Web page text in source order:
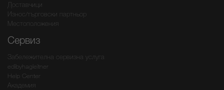
Доставчици
Износ/търговски партньор
Местоположения
Сервиз
Забележителна сервизна услуга
edibyhagleitner
Help Center
Академия